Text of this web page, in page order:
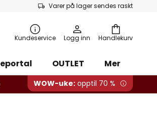
Varer på lager sendes raskt
Handlekurv
Kundeservice Logg inn
OUTLET Mer
WOW-uke: opptil 70 %